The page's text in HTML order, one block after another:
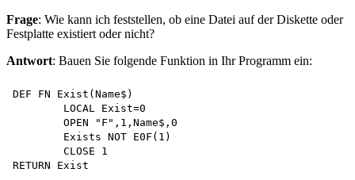
Frage: Wie kann ich feststellen, ob eine Datei auf der Diskette oder
Festplatte existiert oder nicht?
Antwort: Bauen Sie folgende Funktion in Ihr Programm ein:
DEF FN Exist(Name$)